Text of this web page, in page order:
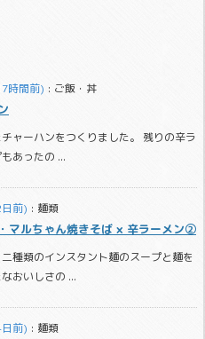
時間前)
: ご飯・丼
ャーハンをつくりました。 残りの辛ラ
あったの ...
日前)
: 麺類
マルちゃん焼きそば × 辛ラーメン②
種類のインスタント麺のスープと麺を
おいしさの ...
日前)
: 麺類